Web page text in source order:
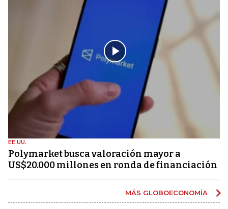
EE.UU.
Polymarket busca valoración mayor a
US$20.000 millones en ronda de financiación
MÁS GLOBOECONOMÍA